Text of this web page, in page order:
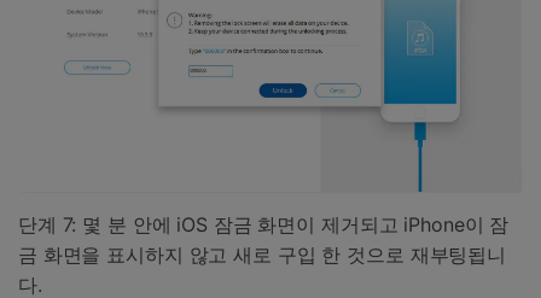
단계 7: 몇 분 안에 iOS 잠금 화면이 제거되고 iPhone이 잠
금 화면을 표시하지 않고 새로 구입 한 것으로 재부팅됩니
다.